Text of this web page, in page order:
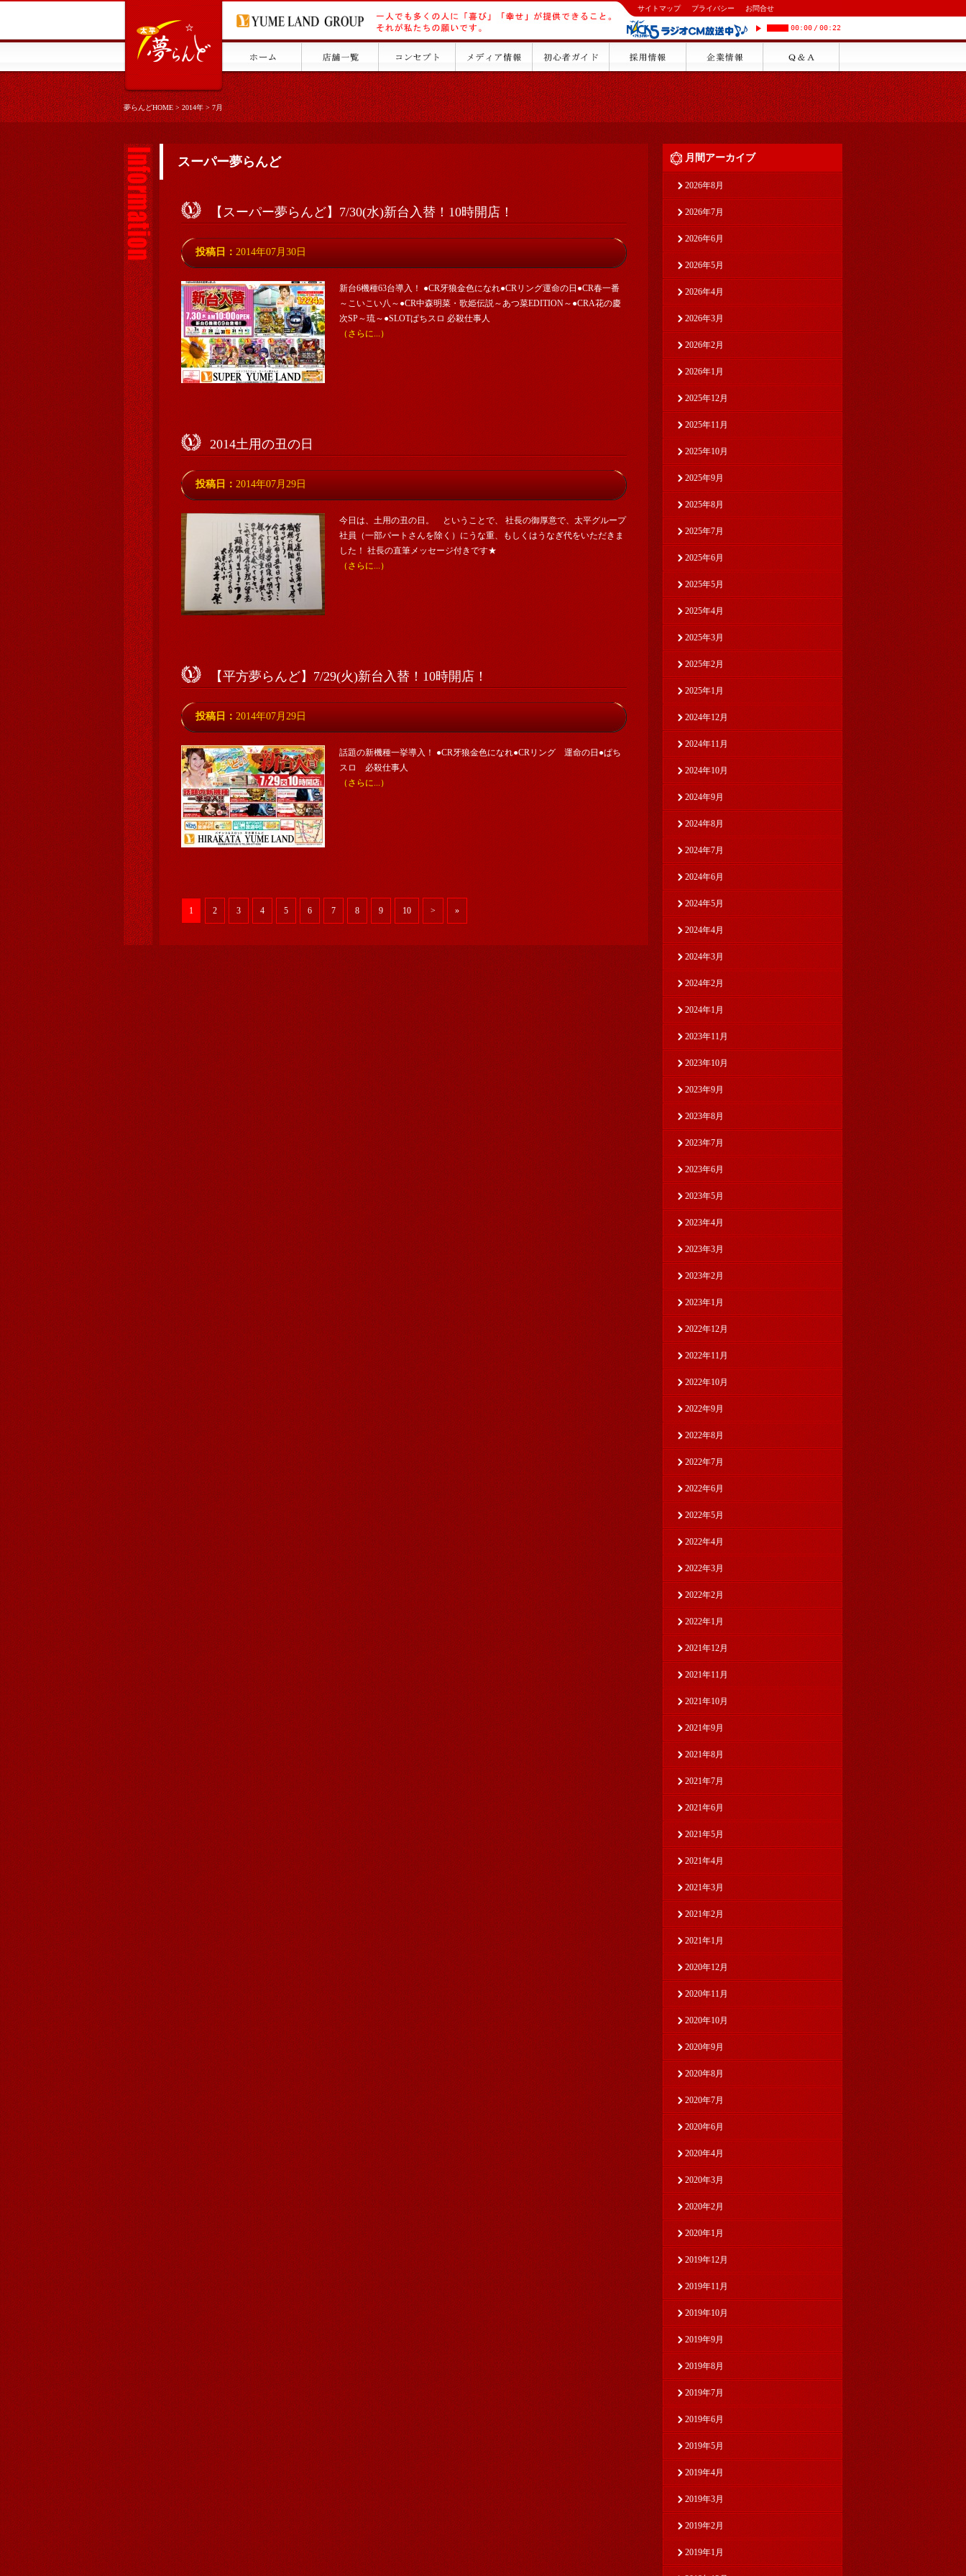
サイトマップ プライバシー お問合せ
00:00 / 00:22
夢らんどHOME>2014年>7月
スーパー夢らんど
【スーパー夢らんど】7/30(水)新台入替！10時開店！
投稿日： 2014年07月30日
新台6機種63台導入！ ●CR牙狼金色になれ●CRリング運命の日●CR春一番
～こいこい八～●CR中森明菜・歌姫伝説～あつ菜EDITION～●CRA花の慶
次SP～琉～●SLOTぱちスロ 必殺仕事人
（さらに...）
2014土用の丑の日
投稿日： 2014年07月29日
今日は、土用の丑の日。 ということで、 社長の御厚意で、太平グループ
社員（一部パートさんを除く）にうな重、もしくはうなぎ代をいただきま
した！ 社長の直筆メッセージ付きです★
（さらに...）
【平方夢らんど】7/29(火)新台入替！10時開店！
投稿日： 2014年07月29日
話題の新機種一挙導入！ ●CR牙狼金色になれ●CRリング 運命の日●ぱち
スロ 必殺仕事人
（さらに...）
1 2 3 4 5 6 7 8 9 10 > »
月間アーカイブ
2026年8月
2026年7月
2026年6月
2026年5月
2026年4月
2026年3月
2026年2月
2026年1月
2025年12月
2025年11月
2025年10月
2025年9月
2025年8月
2025年7月
2025年6月
2025年5月
2025年4月
2025年3月
2025年2月
2025年1月
2024年12月
2024年11月
2024年10月
2024年9月
2024年8月
2024年7月
2024年6月
2024年5月
2024年4月
2024年3月
2024年2月
2024年1月
2023年11月
2023年10月
2023年9月
2023年8月
2023年7月
2023年6月
2023年5月
2023年4月
2023年3月
2023年2月
2023年1月
2022年12月
2022年11月
2022年10月
2022年9月
2022年8月
2022年7月
2022年6月
2022年5月
2022年4月
2022年3月
2022年2月
2022年1月
2021年12月
2021年11月
2021年10月
2021年9月
2021年8月
2021年7月
2021年6月
2021年5月
2021年4月
2021年3月
2021年2月
2021年1月
2020年12月
2020年11月
2020年10月
2020年9月
2020年8月
2020年7月
2020年6月
2020年4月
2020年3月
2020年2月
2020年1月
2019年12月
2019年11月
2019年10月
2019年9月
2019年8月
2019年7月
2019年6月
2019年5月
2019年4月
2019年3月
2019年2月
2019年1月